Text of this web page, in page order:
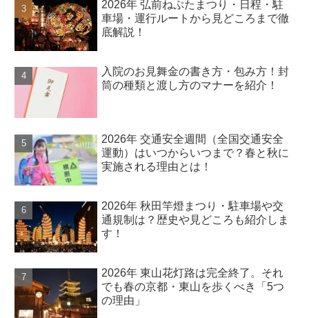
2026年 弘前ねぷたまつり・日程・駐
車場・運行ルートから見どころまで徹
底解説！
入院のお見舞金の書き方・包み方！封
筒の種類と渡し方のマナーを紹介！
2026年 交通安全週間（全国交通安全
運動）はいつからいつまで？春と秋に
実施される理由とは！
2026年 秋田竿燈まつり・駐車場や交
通規制は？歴史や見どころも紹介しま
す！
2026年 東山花灯路は完全終了。それ
でも春の京都・東山を歩くべき「5つ
の理由」